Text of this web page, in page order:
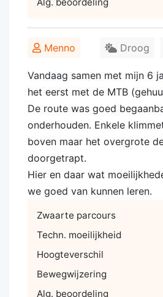
Alg. beoordeling
Menno Droog
Vandaag samen met mijn 6
het eerst met de MTB
De route was goed
onderhouden. Enkele
boven maar het overgrote
doorgetrapt.
Hier en daar wat
we goed van kunnen leren.
Zwaarte parcours
Techn. moeilijkheid
Hoogteverschil
Bewegwijzering
Alg. beoordeling